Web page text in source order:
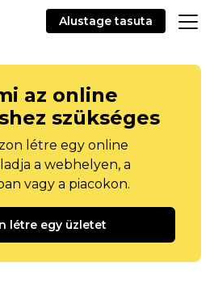
Alustage tasuta
az online
szükséges
létre egy online
a webhelyen, a
vagy a piacokon.
létre egy üzletet